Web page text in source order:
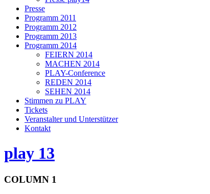
Presse
Programm 2011
Programm 2012
Programm 2013
Programm 2014
FEIERN 2014
MACHEN 2014
PLAY-Conference
REDEN 2014
SEHEN 2014
Stimmen zu PLAY
Tickets
Veranstalter und Unterstützer
Kontakt
play 13
COLUMN 1